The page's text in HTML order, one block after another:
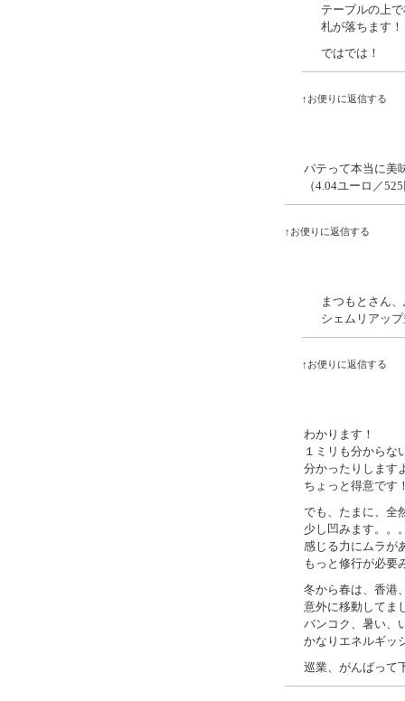
テーブルの上
札が落ちます！
ではでは！
↑お便りに返信する
パテって本当に美
（4.04ユーロ／
↑お便りに返信する
まつもとさん
シェムリアッ
↑お便りに返信する
わかります！
１ミリも分からな
分かったりします
ちょっと得意です
でも、たまに、全
少し凹みます。。
感じる力にムラが
もっと修行が必要
冬から春は、香港
意外に移動してま
バンコク、暑い、
かなりエネルギッ
巡業、がんばって